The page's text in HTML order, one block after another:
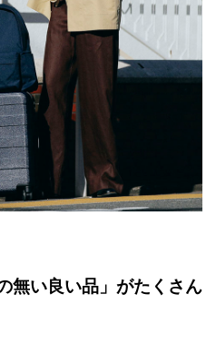
無い良い品」がたくさん